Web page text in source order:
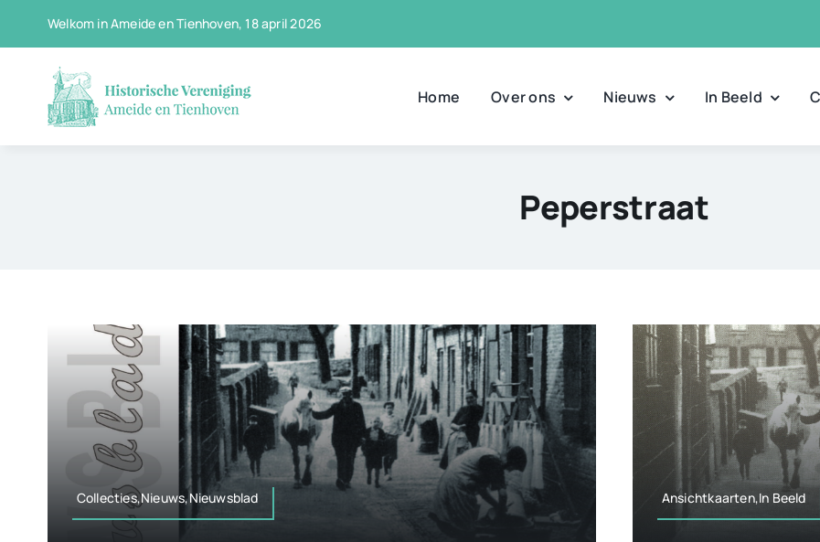
Welkom in Ameide en Tienhoven, 18 april 2026
Home Over ons Nieuws In Beeld
Peperstraat
Collecties,Nieuws,Nieuwsblad Ansichtkaarten,In Beeld